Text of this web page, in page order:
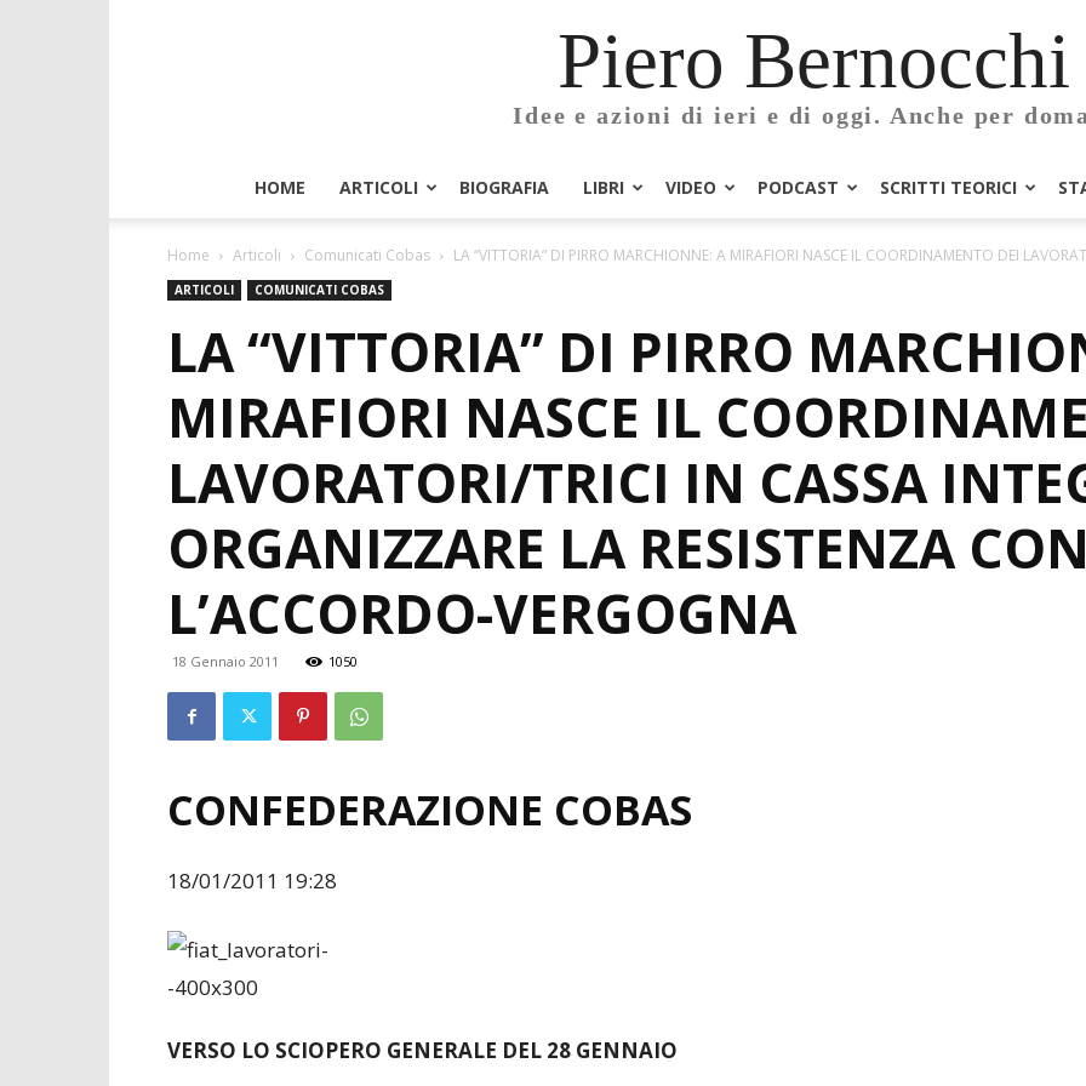
Piero Bernocchi
Idee e azioni di ieri e di oggi. Anche per
HOME ARTICOLI BIOGRAFIA LIBRI VIDEO PODCAST SCRITTI TEORICI
Home Articoli Comunicati Cobas LA “VITTORIA” DI PIRRO MARCHIONNE: A MIRAFIORI NASCE IL COORDINAMENTO DEI
ARTICOLI COMUNICATI COBAS
LA “VITTORIA” DI PIRRO
MIRAFIORI NASCE IL
LAVORATORI/TRICI IN CASSA
ORGANIZZARE LA RESISTENZA
L’ACCORDO-VERGOGNA
18 Gennaio 2011 1050
CONFEDERAZIONE COBAS
18/01/2011 19:28
VERSO LO SCIOPERO GENERALE DEL 28 GENNAIO